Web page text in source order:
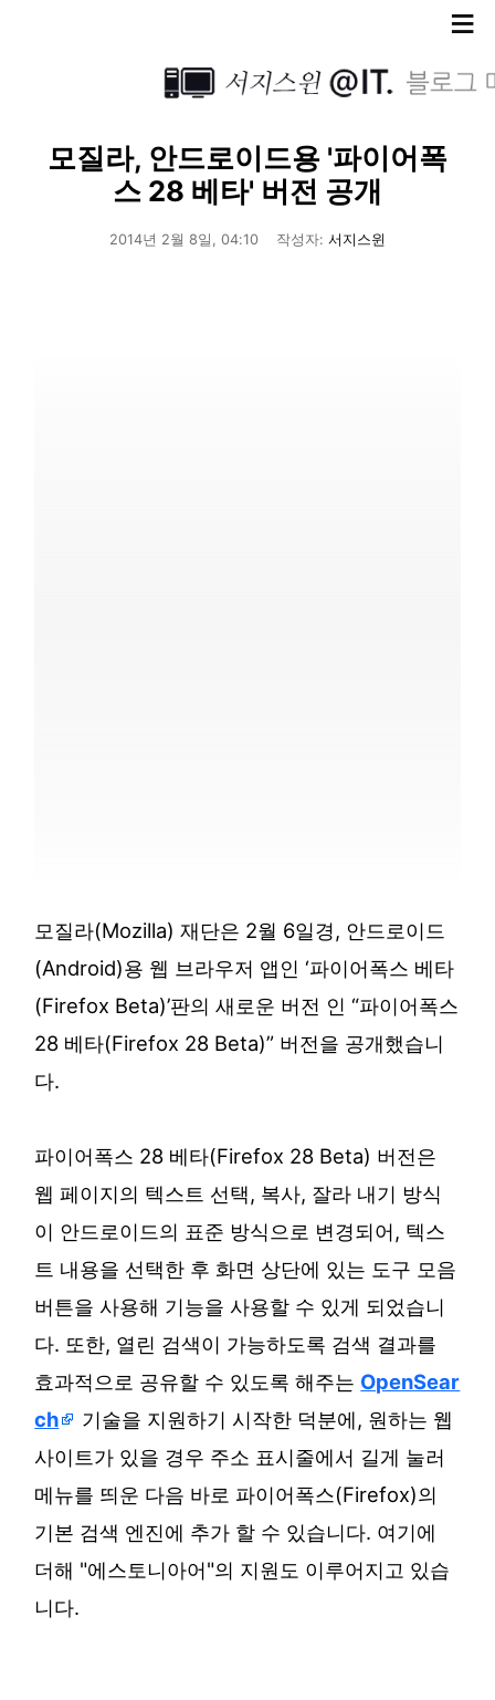
≡
모질라, 안드로이드용 '파이어폭
스 28 베타' 버전 공개
2014년 2월 8일, 04:10 작성자: 서지스윈
모질라(Mozilla) 재단은 2월 6일경, 안드로이드
(Android)용 웹 브라우저 앱인 ‘파이어폭스 베타
(Firefox Beta)’판의 새로운 버전 인 “파이어폭스
28 베타(Firefox 28 Beta)” 버전을 공개했습니
다.
파이어폭스 28 베타(Firefox 28 Beta) 버전은
웹 페이지의 텍스트 선택, 복사, 잘라 내기 방식
이 안드로이드의 표준 방식으로 변경되어, 텍스
트 내용을 선택한 후 화면 상단에 있는 도구 모음
버튼을 사용해 기능을 사용할 수 있게 되었습니
다. 또한, 열린 검색이 가능하도록 검색 결과를
효과적으로 공유할 수 있도록 해주는 OpenSear
ch
기술을 지원하기 시작한 덕분에, 원하는 웹
사이트가 있을 경우 주소 표시줄에서 길게 눌러
메뉴를 띄운 다음 바로 파이어폭스(Firefox)의
기본 검색 엔진에 추가 할 수 있습니다. 여기에
더해 "에스토니아어"의 지원도 이루어지고 있습
니다.